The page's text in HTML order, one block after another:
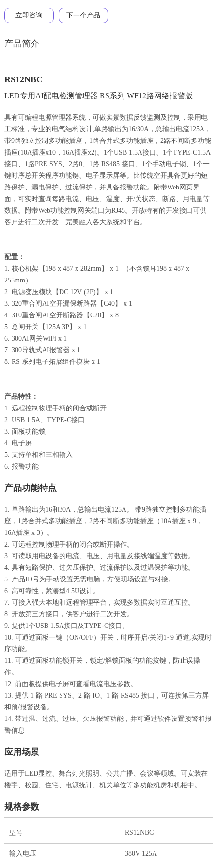
立即咨询 下一个产品
产品简介
RS12NBC
LED专用AI配电检测管理器 RS系列 WF12路网络报警版
具有可编程电源管理器系统，可做实景数据反馈监测及控制，采用电
工标准，专业的电气结构设计;单路输出为16/30A，总输出电流125A，
带9路独立控制多功能插座，1路合并式多功能插座，2路不间断多功能
插座(10A插座x10，16A插座x2)。1个USB 1.5A接口、1个TYPE-C1.5A
接口、1路PRE SYS、2路0、1路 RS485 接口、1个手动电子锁、1个一
键时序总开关程序功能键、电子显示屏等。比传统空开具备更好的短
路保护、漏电保护、过流保护，并具备报警功能。附带Web网页界
面，可实时查询每路电流、电压、温度、开/关状态、断路、用电量等
数据。附带Web功能控制网关端口为RJ45。开放特有的开发接口可供
客户进行二次开发，完美融入各大系统和平台。
配置：
1. 核心机架【198 x 487 x 282mm】 x 1 （不含锁耳198 x 487 x
255mm）
2. 电源变压模块【DC 12V (2P)】 x 1
3. 320重合闸AI空开漏保断路器【C40】 x 1
4. 310重合闸AI空开断路器【C20】 x 8
5. 总闸开关【125A 3P】 x 1
6. 300AI网关WiFi x 1
7. 300导轨式AI报警器 x 1
8. RS 系列电子拓展组件模块 x 1
产品特性：
1. 远程控制物理手柄的闭合或断开
2. USB 1.5A、TYPE-C接口
3. 面板功能锁
4. 电子屏
5. 支持单相和三相输入
6. 报警功能
产品功能特点
1. 单路输出为16和30A，总输出电流125A。 带9路独立控制多功能插
座，1路合并式多功能插座，2路不间断多功能插座（10A插座 x 9，
16A插座 x 3）。
2. 可远程控制物理手柄的闭合或断开操作。
3. 可读取用电设备的电流、电压、用电量及接线端温度等数据。
4. 具有短路保护、过欠压保护、过流保护以及过温保护等功能。
5. 产品ID号为手动设置无需电脑，方便现场设置与对接。
6. 高可靠性，紧凑型4.5U设计。
7. 可接入强大本地和远程管理平台，实现多数据实时互通互控。
8. 开放第三方接口，供客户进行二次开发。
9. 提供1个USB 1.5A接口及TYPE-C接口。
10. 可通过面板一键（ON/OFF）开关，时序开启/关闭1~9 通道,实现时
序功能。
11. 可通过面板功能锁开关，锁定/解锁面板的功能按键，防止误操
作。
12. 前面板提供电子屏可查看电流电压参数。
13. 提供 1 路 PRE SYS、2 路 IO、1 路 RS485 接口，可连接第三方屏
和预/报警设备。
14. 带过温、过流、过压、欠压报警功能，并可通过软件设置预警和报
警信息
应用场景
适用于LED显控、舞台灯光照明、公共广播、会议等领域。可安装在
楼宇、校园、住宅、电源统计、机关单位等多功能机房和机柜中。
规格参数
型号 RS12NBC
输入电压 380V 125A